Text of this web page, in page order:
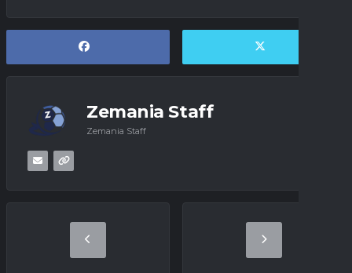
Zemania Staff
Zemania Staff